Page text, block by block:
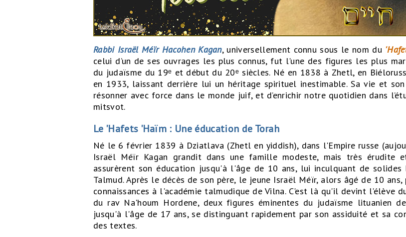
Rabbi Israël Méïr Hacohen Kagan, universellement connu sous le nom du
celui d’un de ses ouvrages les plus connus, fut l'une des figures les plus
du judaïsme du 19ᵉ et début du 20ᵉ siècles. Né en 1838 à Zhetl, en
en 1933, laissant derrière lui un héritage spirituel inestimable. Sa vie et
résonner avec force dans le monde juif, et d’enrichir notre quotidien dans
mitsvot.
Le 'Hafets 'Haïm : Une éducation de Torah
Né le 6 février 1839 à Dziatlava (Zhetl en yiddish), dans l'Empire russe
Israël Méïr Kagan grandit dans une famille modeste, mais très érudite
assurèrent son éducation jusqu'à l'âge de 10 ans, lui inculquant de solides
Talmud. Après le décès de son père, le jeune Israël Méïr, alors âgé de 10
connaissances à l'académie talmudique de Vilna. C'est là qu'il devint l'élève
du rav Na'houm Hordene, deux figures éminentes du judaïsme lituanien
jusqu'à l'âge de 17 ans, se distinguant rapidement par son assiduité et sa
des textes.